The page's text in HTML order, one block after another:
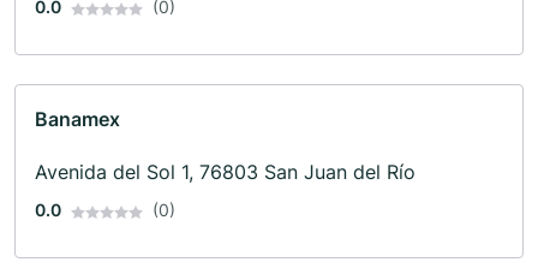
0.0 (0)
Banamex
Avenida del Sol 1, 76803 San Juan del Río
0.0 (0)